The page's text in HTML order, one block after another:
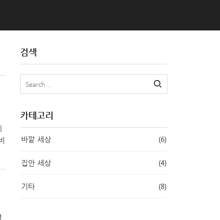
검색
카테고리
바깥 세상 (6)
집안 세상 (4)
기타 (8)